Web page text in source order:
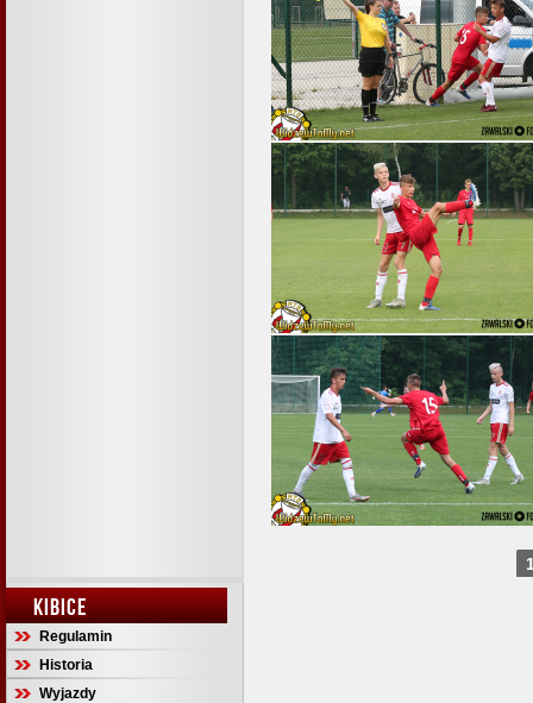
KIBICE
Regulamin
Historia
Wyjazdy